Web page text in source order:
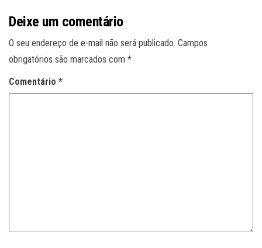
Deixe um comentário
O seu endereço de e-mail não será publicado. Campos
obrigatórios são marcados com *
Comentário *